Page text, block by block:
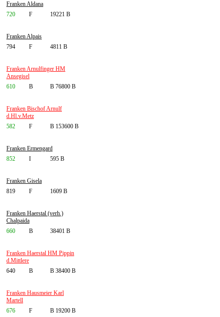
Franken Aldana
720
F 19221 B
Franken Alpais
794
F 4811 B
Franken Arnulfinger HM
Ansegisel
610
B B 76800 B
Franken Bischof Arnulf
d.Hl.v.Metz
582
F B 153600 B
Franken Ermengard
852
I 595 B
Franken Gisela
819
F 1609 B
Franken Haerstal (verh.)
Chalpaida
660
B 38401 B
Franken Haerstal HM Pippin
d.Mittlere
640
B B 38400 B
Franken Hausmeier Karl
Martell
676
F B 19200 B